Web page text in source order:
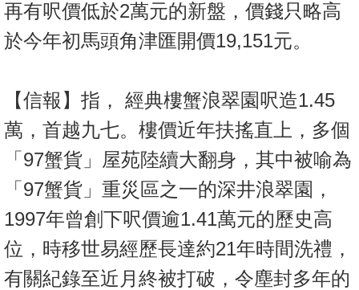
再有呎價低於2萬元的新盤，價錢只略高
於今年初馬頭角津匯開價19,151元。
【信報】指， 經典樓蟹浪翠園呎造1.45
萬，首越九七。樓價近年扶搖直上，多個
「97蟹貨」屋苑陸續大翻身，其中被喻為
「97蟹貨」重災區之一的深井浪翠園，
1997年曾創下呎價逾1.41萬元的歷史高
位，時移世易經歷長達約21年時間洗禮，
有關紀錄至近月終被打破，令塵封多年的